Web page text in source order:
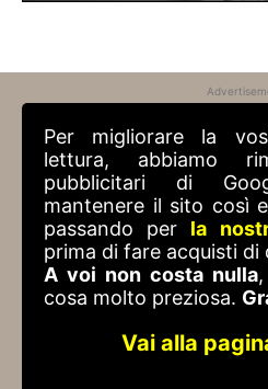
Per migliorare la
lettura, abbiamo
pubblicitari di
mantenere il sito così
passando per la
prima di fare acquisti di
A voi non costa nulla
cosa molto preziosa.
Vai alla